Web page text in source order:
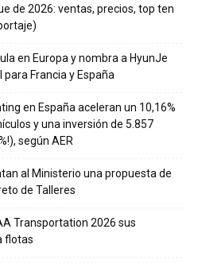
de 2026: ventas, precios, top ten
en Europa y nombra a HyunJe
Francia y España
en España aceleran un 10,16%
y una inversión de 5.857
según AER
al Ministerio una propuesta de
de Talleres
Transportation 2026 sus
flotas